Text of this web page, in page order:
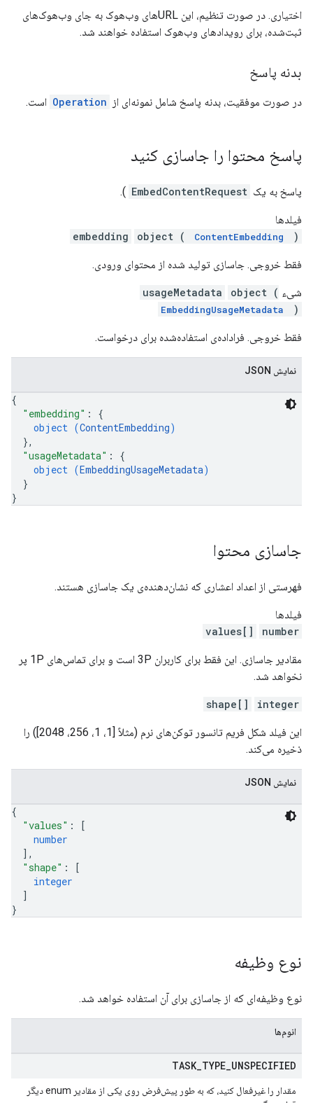
اختیاری. در صورت تنظیم، این URLهای وب‌هوک به جای وب‌هوک‌های
ثبت‌شده، برای رویدادهای وب‌هوک استفاده خواهند شد.
بدنه پاسخ
در صورت موفقیت، بدنه پاسخ شامل نمونه‌ای از Operation است.
پاسخ محتوا را جاسازی کنید
پاسخ به یک EmbedContentRequest
).
فیلدها
embedding
object ( ContentEmbedding )
فقط خروجی. جاسازی تولید شده از محتوای ورودی.
شیء usageMetadata object (
EmbeddingUsageMetadata )
فقط خروجی. فراداده‌ی استفاده‌شده برای درخواست.
نمایش JSON
{
"embedding" : {
object (ContentEmbedding)
},
"usageMetadata" : {
object (EmbeddingUsageMetadata)
}
}
جاسازی محتوا
فهرستی از اعداد اعشاری که نشان‌دهنده‌ی یک جاسازی هستند.
فیلدها
values[]
number
مقادیر جاسازی. این فقط برای کاربران 3P است و برای تماس‌های 1P پر
نخواهد شد.
shape[] integer
این فیلد شکل فریم تانسور توکن‌های نرم (مثلاً [1، 1، 256، 2048]) را
ذخیره می‌کند.
نمایش JSON
{
"values" :
[
number
] ,
"shape" :
[
integer
]
}
نوع وظیفه
نوع وظیفه‌ای که از جاسازی برای آن استفاده خواهد شد.
انوم‌ها
TASK_ TYPE UNSPECIFIED
مقدار را غیرفعال کنید، که به طور پیش‌فرض روی یکی از مقادیر enum دیگر